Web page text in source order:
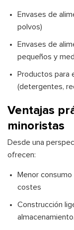
Envases de
polvos)
Envases de
pequeños y
Productos para
(detergentes,
Ventajas
minoristas
Desde una
ofrecen:
Menor
costes
Construcción
almacenamiento.